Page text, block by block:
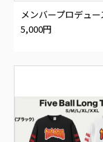
メンバープロデュ
様Tシャツ
5,000円